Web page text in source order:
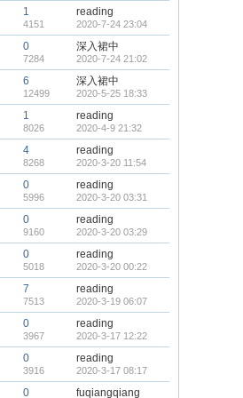
1
4151
reading
2020-7-24 23:04
0
7284
深入裙中
2020-7-24 21:02
6
12499
深入裙中
2020-5-25 18:33
1
8026
reading
2020-4-9 21:32
4
8268
reading
2020-3-20 11:54
0
5996
reading
2020-3-20 03:31
0
9160
reading
2020-3-20 03:29
0
5018
reading
2020-3-20 00:22
7
7513
reading
2020-3-19 06:07
0
3967
reading
2020-3-17 12:22
0
3916
reading
2020-3-17 08:17
0 fuqiangqiang